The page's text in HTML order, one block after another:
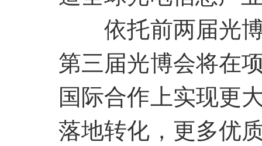
依托前两届光
第三届光博会将在
国际合作上实现更
落地转化，更多优